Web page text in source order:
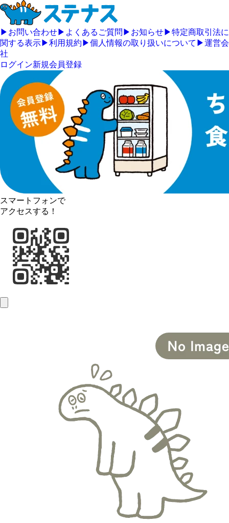
▶ お問い合わせ▶ よくあるご質問 ▶ お知らせ▶特定商取引法に
関する表示▶利用規約 ▶個人情報の取り扱いについて ▶運営会
社
ログイン新規会員登録
スマートフォンで
アクセスする！